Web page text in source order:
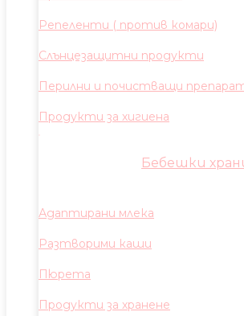
Репеленти ( против комари)
Слънцезащитни продукти
Перилни и почистващи
Продукти за хигиена
Бебешки
Адаптирани млека
Разтворими каши
Пюрета
Продукти за хранене